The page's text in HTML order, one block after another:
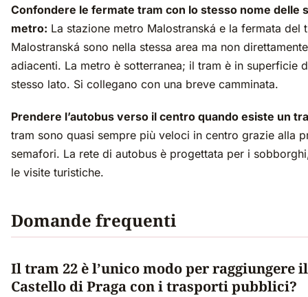
Confondere le fermate tram con lo stesso nome delle
metro: La stazione metro Malostranská e la fermata del
Malostranská sono nella stessa area ma non direttamente
adiacenti. La metro è sotterranea; il tram è in superficie
stesso lato. Si collegano con una breve camminata.
Prendere l’autobus verso il centro quando esiste un
tram sono quasi sempre più veloci in centro grazie alla
semafori. La rete di autobus è progettata per i
le visite turistiche.
Domande frequenti
Il tram 22 è l’unico modo per raggiungere il
Castello di Praga con i trasporti pubblici?